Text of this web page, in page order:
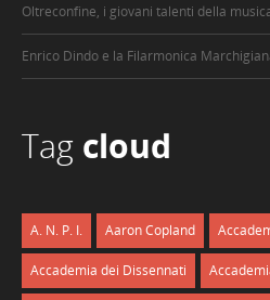
Oltreconfine, i giovani talenti della
Enrico Dindo e la Filarmonica
Tag cloud
A. N. P. I. Aaron Copland
Accademia dei Dissennati